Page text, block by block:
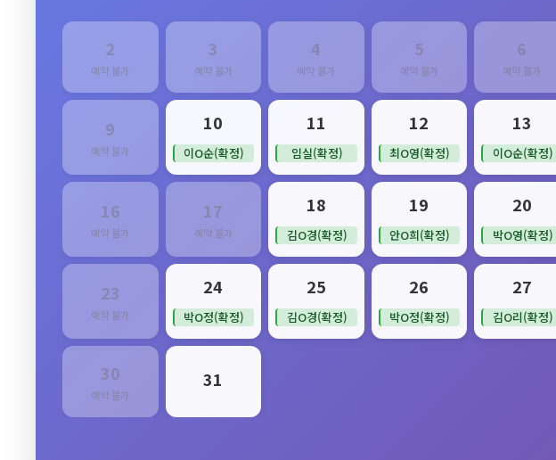
2
예약 불가
3
예약 불가
4
예약 불가
5
예약 불가
6
예약 불가
9
예약 불가
10
이O순(확정)
11
임실(확정)
12
최O영(확정)
13
이O순(확정)
16
예약 불가
17
예약 불가
18
김O경(확정)
19
안O희(확정)
20
박O영(확정)
23
예약 불가
24
박O정(확정)
25
김O경(확정)
26
박O정(확정)
27
김O리(확정)
30
예약 불가
31